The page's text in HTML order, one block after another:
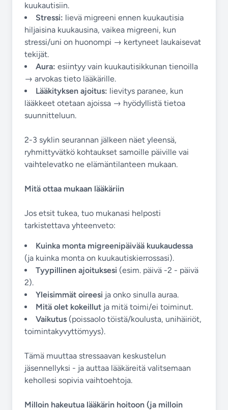
kuukautisiin.
Stressi: lievä migreeni ennen kuukautisia
hiljaisina kuukausina, vaikea migreeni, kun
stressi/uni on huonompi → kertyneet laukaisevat
tekijät.
Aura: esiintyy vain kuukautisikkunan tienoilla
→ arvokas tieto lääkärille.
Lääkityksen ajoitus: lievitys paranee, kun
lääkkeet otetaan ajoissa → hyödyllistä tietoa
suunnitteluun.
2-3 syklin seurannan jälkeen näet yleensä,
ryhmittyvätkö kohtaukset samoille päiville vai
vaihtelevatko ne elämäntilanteen mukaan.
Mitä ottaa mukaan lääkäriin
Jos etsit tukea, tuo mukanasi helposti
tarkistettava yhteenveto:
Kuinka monta migreenipäivää kuukaudessa
(ja kuinka monta on kuukautiskierrossasi).
Tyypillinen ajoituksesi (esim. päivä -2 - päivä
2).
Yleisimmät oireesi ja onko sinulla auraa.
Mitä olet kokeillut ja mitä toimi/ei toiminut.
Vaikutus (poissaolo töistä/koulusta, unihäiriöt,
toimintakyvyttömyys).
Tämä muuttaa stressaavan keskustelun
jäsennellyksi - ja auttaa lääkäreitä valitsemaan
kehollesi sopivia vaihtoehtoja.
Milloin hakeutua lääkärin hoitoon (ja milloin